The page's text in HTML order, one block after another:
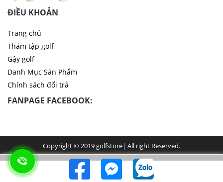
ĐIỀU KHOẢN
Trang chủ
Thảm tập golf
Gậy golf
Danh Mục Sản Phẩm
Chính sách đổi trả
FANPAGE FACEBOOK:
Copyright © 2019 golfstore| All right Reserved.